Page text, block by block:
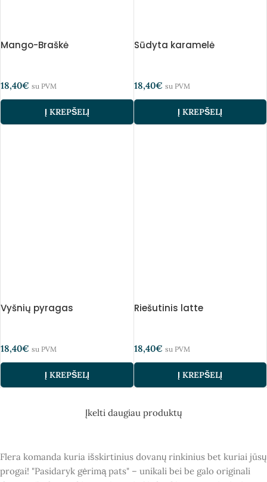
Mango-Braškė
18,40€ su PVM
Į KREPŠELĮ
Sūdyta karamelė
18,40€ su PVM
Į KREPŠELĮ
Vyšnių pyragas
18,40€ su PVM
Į KREPŠELĮ
Riešutinis latte
18,40€ su PVM
Į KREPŠELĮ
Įkelti daugiau produktų
Flera komanda kuria išskirtinius dovanų rinkinius bet kuriai jūsų
progai! "Pasidaryk gėrimą pats" – unikali bei be galo originali